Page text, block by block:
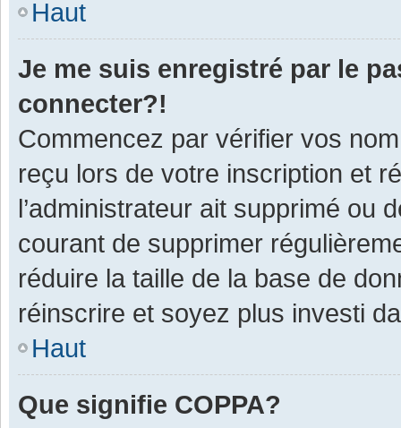
Haut
Je me suis enregistré par le
connecter?!
Commencez par vérifier vos
reçu lors de votre inscription et
l’administrateur ait supprimé ou
courant de supprimer
réduire la taille de la base de
réinscrire et soyez plus investi
Haut
Que signifie COPPA?